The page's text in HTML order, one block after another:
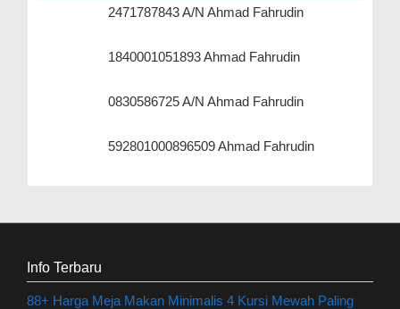
2471787843 A/N Ahmad Fahrudin
1840001051893 Ahmad Fahrudin
0830586725 A/N Ahmad Fahrudin
592801000896509 Ahmad Fahrudin
Info Terbaru
88+ Harga Meja Makan Minimalis 4 Kursi Mewah Paling